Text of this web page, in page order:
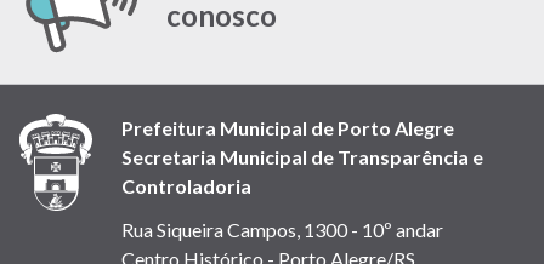
conosco
Prefeitura Municipal de Porto Alegre
Secretaria Municipal de Transparência e
Controladoria
Rua Siqueira Campos, 1300 - 10º andar
Centro Histórico - Porto Alegre/RS